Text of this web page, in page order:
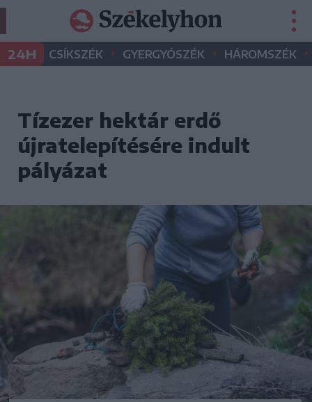
24H CSÍKSZÉK • GYERGYÓSZÉK • HÁROMSZÉK •
Tízezer hektár erdő
újratelepítésére indult
pályázat